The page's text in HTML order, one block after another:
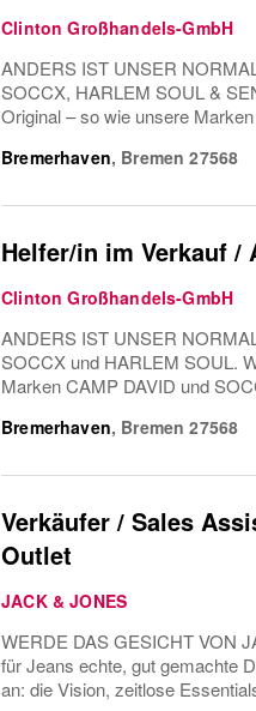
Clinton Großhandels-GmbH
ANDERS IST UNSER
SOCCX, HARLEM SOUL &
Original – so wie unsere
Bremerhaven, Bremen 27568
Helfer/in im Verkauf /
Clinton Großhandels-GmbH
ANDERS IST UNSER
SOCCX und HARLEM SOUL.
Marken CAMP DAVID und
Bremerhaven, Bremen 27568
Verkäufer / Sales
Outlet
JACK & JONES
WERDE DAS GESICHT VON
für Jeans echte, gut gemachte
an: die Vision, zeitlose